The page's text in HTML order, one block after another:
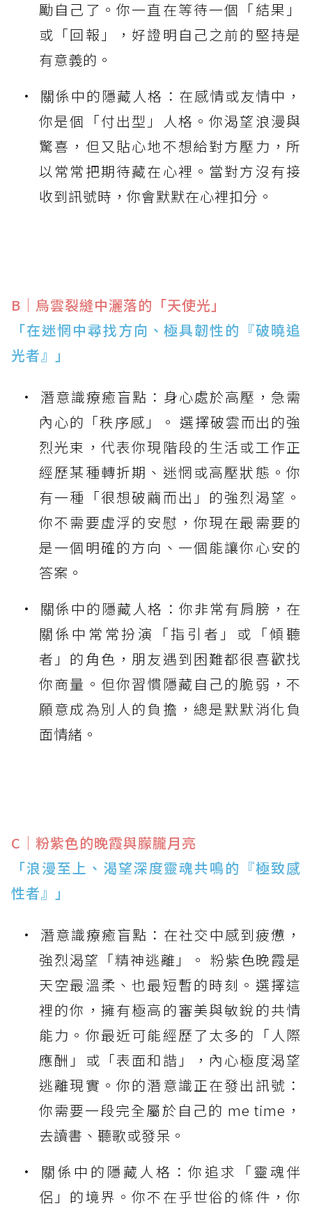
勵自己了。你一直在等待一個「結果」
或「回報」，好證明自己之前的堅持是
有意義的。
關係中的隱藏人格：在感情或友情中，
你是個「付出型」人格。你渴望浪漫與
驚喜，但又貼心地不想給對方壓力，所
以常常把期待藏在心裡。當對方沒有接
收到訊號時，你會默默在心裡扣分。
B｜烏雲裂縫中灑落的「天使光」
「在迷惘中尋找方向、極具韌性的『破曉追
光者』」
潛意識療癒盲點：身心處於高壓，急需
內心的「秩序感」。 選擇破雲而出的強
烈光束，代表你現階段的生活或工作正
經歷某種轉折期、迷惘或高壓狀態。你
有一種「很想破繭而出」的強烈渴望。
你不需要虛浮的安慰，你現在最需要的
是一個明確的方向、一個能讓你心安的
答案。
關係中的隱藏人格：你非常有肩膀，在
關係中常常扮演「指引者」或「傾聽
者」的角色，朋友遇到困難都很喜歡找
你商量。但你習慣隱藏自己的脆弱，不
願意成為別人的負擔，總是默默消化負
面情緒。
C｜粉紫色的晚霞與朦朧月亮
「浪漫至上、渴望深度靈魂共鳴的『極致感
性者』」
潛意識療癒盲點：在社交中感到疲憊，
強烈渴望「精神逃離」。 粉紫色晚霞是
天空最溫柔、也最短暫的時刻。選擇這
裡的你，擁有極高的審美與敏銳的共情
能力。你最近可能經歷了太多的「人際
應酬」或「表面和諧」，內心極度渴望
逃離現實。你的潛意識正在發出訊號：
你需要一段完全屬於自己的 me time，
去讀書、聽歌或發呆。
關係中的隱藏人格：你追求「靈魂伴
侶」的境界。你不在乎世俗的條件，你